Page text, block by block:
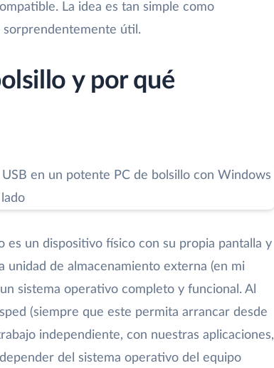
La idea es tan simple como
sorprendentemente útil.
y por qué
es un dispositivo físico con su propia pantalla y
unidad de almacenamiento externa (en mi
sistema operativo completo y funcional. Al
(siempre que este permita arrancar desde
independiente, con nuestras aplicaciones,
del sistema operativo del equipo